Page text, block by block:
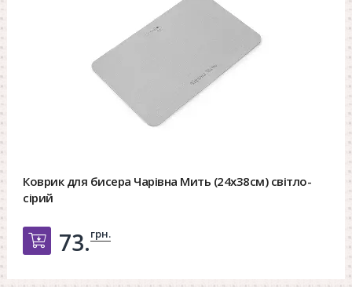
Коврик для бисера Чарівна Мить (24х38см) світло-
сірий
Добавить в корзину
73.грн.